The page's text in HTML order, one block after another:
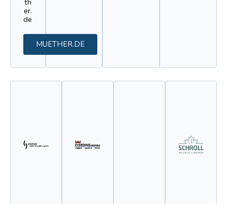
er.
de
MUETHER.DE